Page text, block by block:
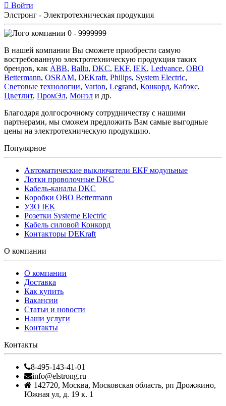
Войти
Элстронг - Электротехническая продукция
0 - 9999999
В нашей компании Вы сможете приобрести самую
востребованную электротехническую продукция таких
брендов, как ABB, Ballu, DKC, EKF, IEK, Ledvance, OBO
Bettermann, OSRAM, DEKraft, Philips, System Electric,
Световые технологии, Varton, Legrand, Конкорд, Кабэкс,
Цветлит, ПромЭл, Монэл и др.
Благодаря долгосрочному сотрудничеству с нашими
партнерами, мы сможем предложить Вам самые выгодные
цены на электротехническую продукцию.
Популярное
Автоматические выключатели EKF модульные
Лотки проволочные DKC
Кабель-каналы DKC
Коробки OBO Bettermann
УЗО IEK
Розетки Systeme Electric
Кабель силовой Конкорд
Контакторы DEKraft
О компании
О компании
Доставка
Как купить
Вакансии
Статьи и новости
Наши услуги
Контакты
Контакты
8-495-143-41-01
info@elstrong.ru
142720, Москва, Московская область, рп Дрожжино,
Южная ул, д. 19 к. 1